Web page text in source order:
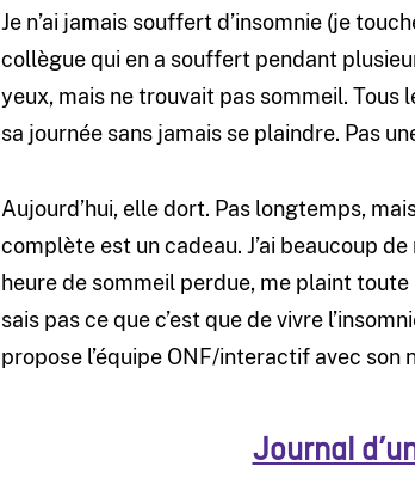
Je n’ai jamais souffert d’insomnie (je
collègue qui en a souffert pendant
yeux, mais ne trouvait pas sommeil.
sa journée sans jamais se plaindre. Pas
Aujourd’hui, elle dort. Pas longtemps,
complète est un cadeau. J’ai beaucoup
heure de sommeil perdue, me plaint
sais pas ce que c’est que de vivre
propose l’équipe ONF/interactif avec son
Journal